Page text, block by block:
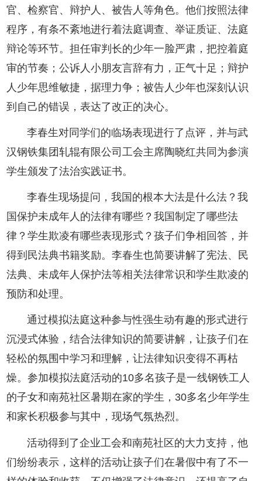
官、检察官、辩护人、被告人等角色。他们按照法律
程序，有条不紊地进行着法庭调查、举证质证、法庭
辩论等环节。担任审判长的少年一脸严肃，把控着庭
审的节奏；公诉人小朋友言辞有力，正气十足；辩护
人少年思维敏捷，据理力争；被告人少年也深刻认识
到自己的错误，表达了改正的决心。
李春生对同学们的临场表现进行了点评，并与武
汉钢铁集团轧辊有限公司工会主席陶晓红共同为参演
学生颁发了法治实践证书。
李春生现场提问，我国的根本大法是什么法？我
国保护未成年人的法律有哪些？我国制定了哪些法
律？学生欺凌有哪些表现形式？孩子们争相回答，并
得到民法典书籍奖励。李春生也简要讲解了宪法、民
法典、未成年人保护法等相关法律常识和学生欺凌的
预防和处理。
通过模拟法庭这种参与性强生动有趣的形式进行
沉浸式体验，结合法律知识的简要讲解，让孩子们在
轻松的氛围中学习和理解，让法律知识变得不再枯
燥。参加模拟法庭活动的10多名孩子是一线钢铁工人
的子女和南苑社区暑期在家的学生，30多名少年学生
和家长积极参与其中，现场气氛热烈。
活动得到了企业工会和南苑社区的大力支持，他
们纷纷表示，这样的活动让孩子们在暑假中有了不一